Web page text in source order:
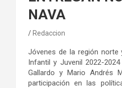
NAVA
Redaccion
Jóvenes de la región norte
Infantil y Juvenil 2022-
Gallardo y Mario Andrés
participación en las